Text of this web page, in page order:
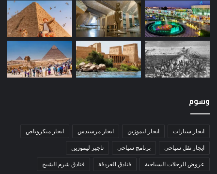
وسوم
ايجار سيارات ايجار ليموزين ايجار مرسيدس ايجار ميكروباص
ايجار نقل سياحي برنامج سياحي تاجير ليموزين
عروض الرحلات السياحية فنادق الغردقة فنادق شرم الشيخ